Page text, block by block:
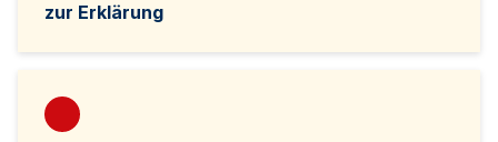
zur Erklärung